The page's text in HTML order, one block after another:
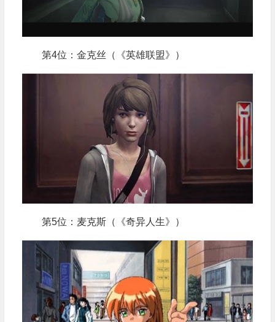
第4位：金克丝（《英雄联盟》）
第5位：麦克斯（《奇异人生》）